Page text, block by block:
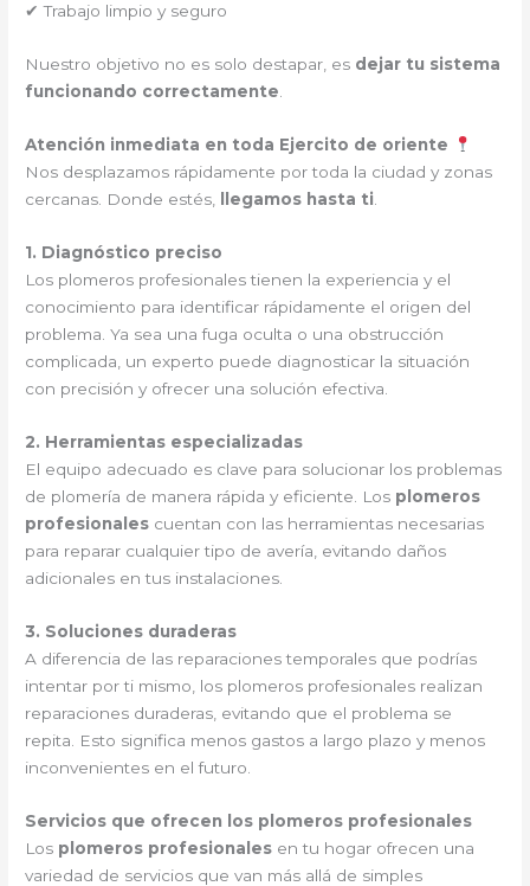
✔ Trabajo limpio y seguro
Nuestro objetivo no es solo destapar, es dejar tu sistema
funcionando correctamente
Atención inmediata en toda Ejercito de oriente
Nos desplazamos rápidamente por toda la ciudad y zonas
cercanas. Donde estés,
llegamos hasta ti
1. Diagnóstico preciso
Los plomeros profesionales tienen la experiencia y el
conocimiento para identificar rápidamente el origen del
problema. Ya sea una fuga oculta o una obstrucción
complicada, un experto puede diagnosticar la situación
con precisión y ofrecer una solución efectiva.
2. Herramientas especializadas
El equipo adecuado es clave para solucionar los problemas
de plomería de manera rápida y eficiente. Los plomeros
profesionales cuentan con las herramientas necesarias
para reparar cualquier tipo de avería, evitando daños
adicionales en tus instalaciones.
3. Soluciones duraderas
A diferencia de las reparaciones temporales que podrías
intentar por ti mismo, los plomeros profesionales realizan
reparaciones duraderas, evitando que el problema se
repita. Esto significa menos gastos a largo plazo y menos
inconvenientes en el futuro.
Servicios que ofrecen los plomeros profesionales
Los plomeros profesionales en tu hogar ofrecen una
variedad de servicios que van más allá de simples